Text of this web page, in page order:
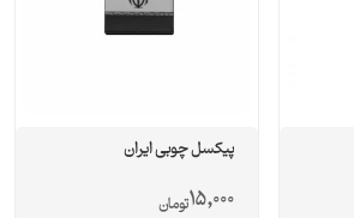
پیکسل چوبی ایران
15,000تومان